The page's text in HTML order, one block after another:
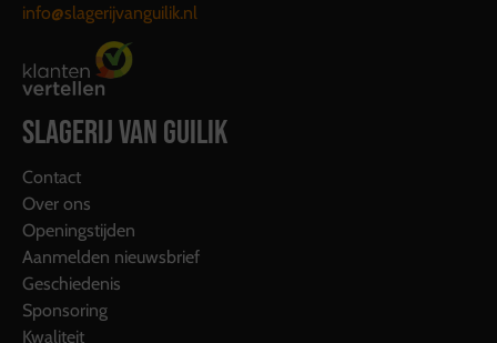
info@slagerijvanguilik.nl
SLAGERIJ VAN GUILIK
Contact
Over ons
Openingstijden
Aanmelden nieuwsbrief
Geschiedenis
Sponsoring
Kwaliteit